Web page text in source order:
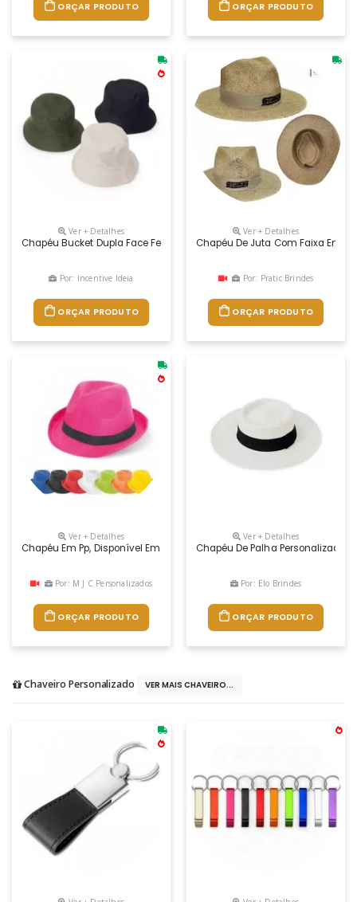
ORÇAR PRODUTO ORÇAR PRODUTO
Ver + Detalhes
Chapéu Bucket Dupla Face Feito Em Poliéster.
Por: Incentive Ideia
ORÇAR PRODUTO
Ver + Detalhes
Chapéu De Juta Com Faixa Em
Por: Pratic Brindes
ORÇAR PRODUTO
Ver + Detalhes
Chapéu Em Pp, Disponível Em Várias Cores. Fita Não Incluída.
Por: M J C Personalizados
ORÇAR PRODUTO
Ver + Detalhes
Chapéu De Palha Personalizado
Por: Elo Brindes
ORÇAR PRODUTO
Chaveiro Personalizado VER MAIS CHAVEIRO...